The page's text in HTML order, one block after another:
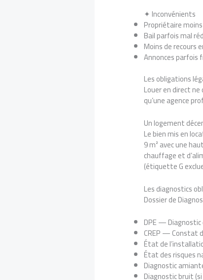
✦ Inconvénients
Propriétaire
Bail parfois mal
Moins de recours
Annonces parfois
Les obligations
Louer en direct
qu’une agence
Un logement
Le bien mis en
9 m² avec une
chauffage et
(étiquette G
Les diagnostics
Dossier de
DPE —
CREP — Constat
État de
État des risques
Diagnostic
Diagnostic bruit